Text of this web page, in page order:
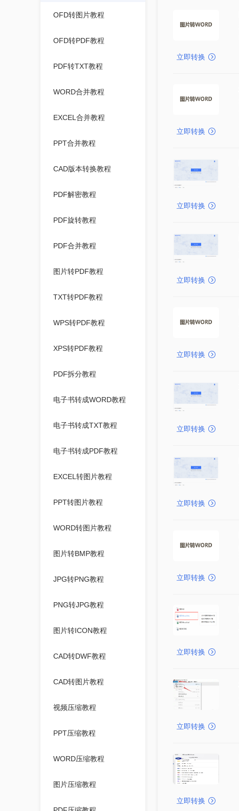
OFD转图片教程
OFD转PDF教程
PDF转TXT教程
WORD合并教程
EXCEL合并教程
PPT合并教程
CAD版本转换教程
PDF解密教程
PDF旋转教程
PDF合并教程
图片转PDF教程
TXT转PDF教程
WPS转PDF教程
XPS转PDF教程
PDF拆分教程
电子书转成WORD教程
电子书转成TXT教程
电子书转成PDF教程
EXCEL转图片教程
PPT转图片教程
WORD转图片教程
图片转BMP教程
JPG转PNG教程
PNG转JPG教程
图片转ICON教程
CAD转DWF教程
CAD转图片教程
视频压缩教程
PPT压缩教程
WORD压缩教程
图片压缩教程
立即转换
立即转换
立即转换
立即转换
立即转换
立即转换
立即转换
立即转换
立即转换
立即转换
立即转换